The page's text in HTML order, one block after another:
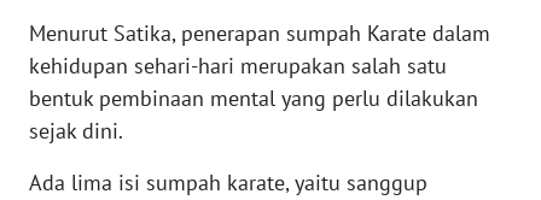
Menurut Satika, penerapan sumpah Karate dalam
kehidupan sehari-hari merupakan salah satu
bentuk pembinaan mental yang perlu dilakukan
sejak dini.
Ada lima isi sumpah karate, yaitu sanggup
SIBER
REDAKSI